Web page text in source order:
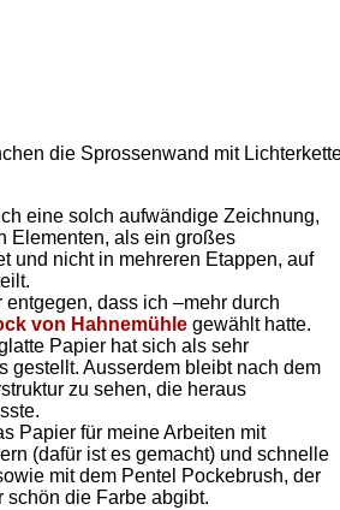
die Sprossenwand mit
eine solch aufwändige Zeichnung,
Elementen, als ein großes
und nicht in mehreren Etappen, auf
entgegen, dass ich –mehr durch
von Hahnemühle gewählt hatte.
Papier hat sich als sehr
gestellt. Ausserdem bleibt nach dem
zu sehen, die heraus
Papier für meine Arbeiten mit
(dafür ist es gemacht) und schnelle
mit dem Pentel Pockebrush, der
schön die Farbe abgibt.